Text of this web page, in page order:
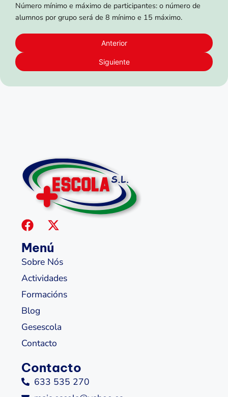
Número mínimo e máximo de participantes: o número de
alumnos por grupo será de 8 mínimo e 15 máximo.
Anterior
Siguiente
Menú
Sobre Nós
Actividades
Formacións
Blog
Gesescola
Contacto
Contacto
633 535 270